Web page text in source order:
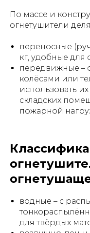
По массе и
огнетушители
переносные
кг, удобные
передвижные –
колёсами или
использовать
складских
пожарной
водные – с
для твёрдых